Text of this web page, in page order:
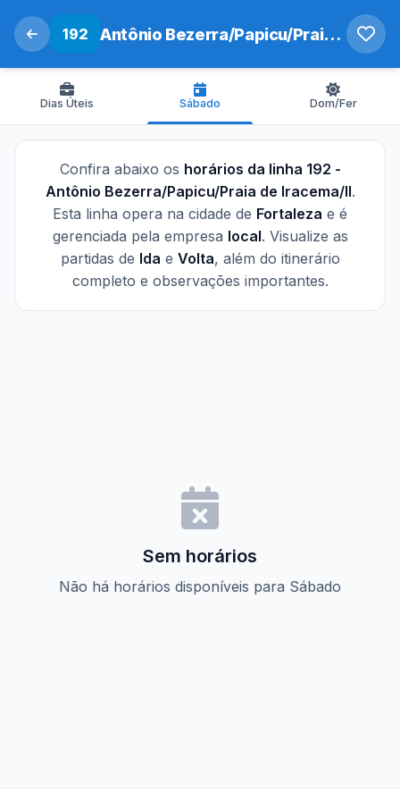
192 Antônio Bezerra/Papicu/Praia de Iracema/II
Dias Úteis Sábado Dom/Fer
Confira abaixo os horários da linha 192 -
Antônio Bezerra/Papicu/Praia de Iracema/II.
Esta linha opera na cidade de Fortaleza e é
gerenciada pela empresa local. Visualize as
partidas de Ida e Volta, além do itinerário
completo e observações importantes.
Sem horários
Não há horários disponíveis para Sábado